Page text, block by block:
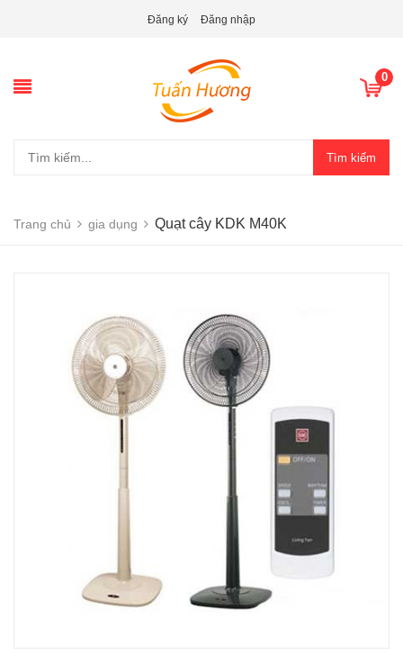
Đăng ký Đăng nhập
0
Tìm kiếm
Trang chủ gia dụng Quạt cây KDK M40K